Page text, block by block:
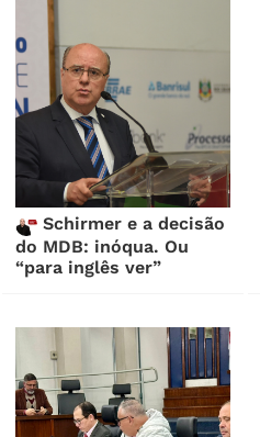
Schirmer e a decisão
do MDB: inóqua. Ou
“para inglês ver”